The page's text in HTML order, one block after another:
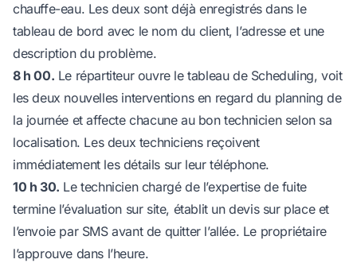
chauffe-eau. Les deux sont déjà enregistrés dans le
tableau de bord avec le nom du client, l’adresse et une
description du problème.
8 h 00. Le répartiteur ouvre le tableau de Scheduling, voit
les deux nouvelles interventions en regard du planning de
la journée et affecte chacune au bon technicien selon sa
localisation. Les deux techniciens reçoivent
immédiatement les détails sur leur téléphone.
10 h 30. Le technicien chargé de l’expertise de fuite
termine l’évaluation sur site, établit un devis sur place et
l’envoie par SMS avant de quitter l’allée. Le propriétaire
l’approuve dans l’heure.